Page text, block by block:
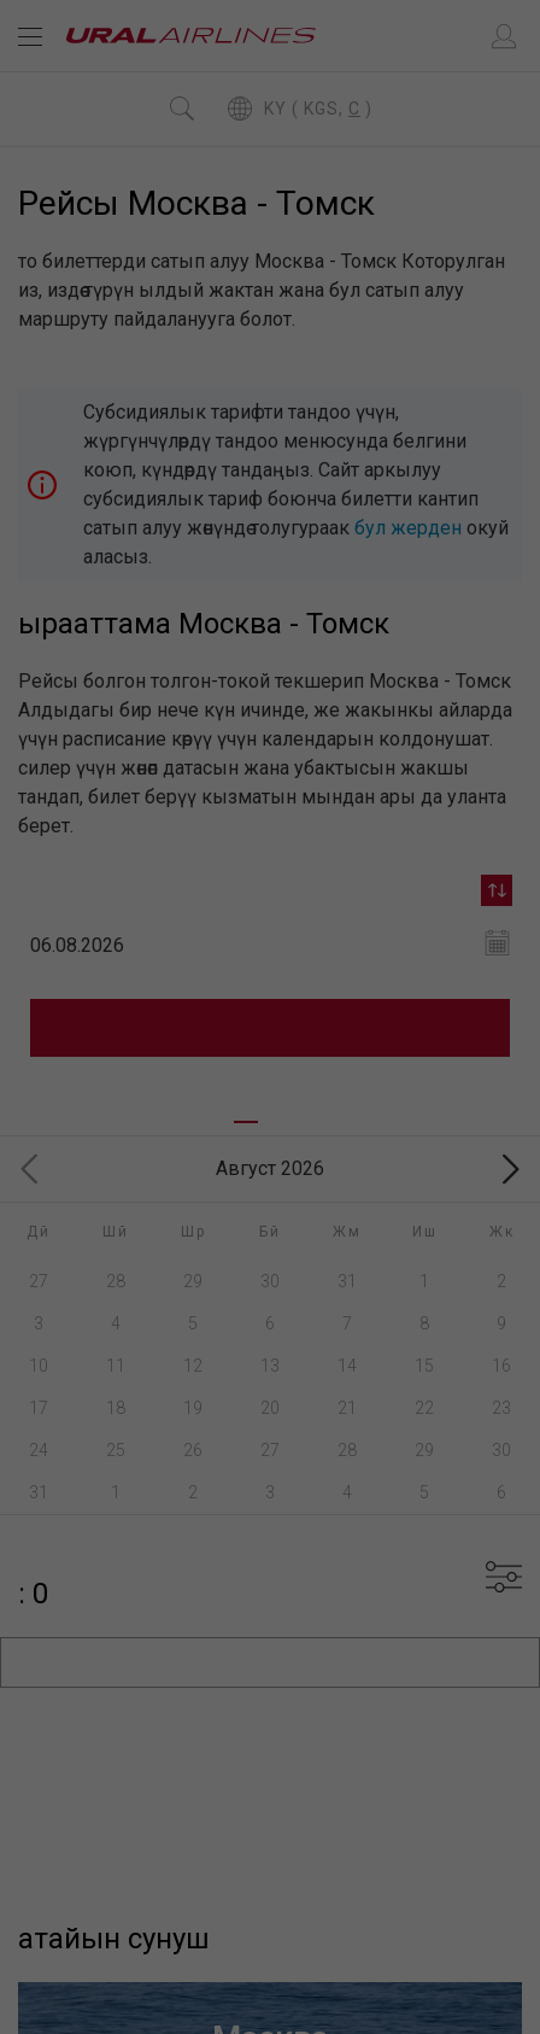
KY ( KGS, C )
Рейсы Москва - Томск
то билеттерди сатып алуу Москва - Томск Которулган
из, издөө түрүн ылдый жактан жана бул сатып алуу
маршруту пайдаланууга болот.
Субсидиялык тарифти тандоо үчүн,
жүргүнчүлөрдү тандоо менюсунда белгини
коюп, күндөрдү тандаңыз. Сайт аркылуу
субсидиялык тариф боюнча билетти кантип
сатып алуу жөнүндө толугураак бул жерден окуй
аласыз.
ырааттама Москва - Томск
Рейсы болгон толгон-токой текшерип Москва - Томск
Алдыдагы бир нече күн ичинде, же жакынкы айларда
үчүн расписание көрүү үчүн календарын колдонушат.
силер үчүн жөнөп датасын жана убактысын жакшы
тандап, билет берүү кызматын мындан ары да уланта
берет.
Август 2026
Дй Шй Шр Бй Жм Иш Жк
27 28 29 30 31 1 2
3 4 5 6 7 8 9
10 11 12 13 14 15 16
17 18 19 20 21 22 23
24 25 26 27 28 29 30
31 1 2 3 4 5 6
: 0
атайын сунуш